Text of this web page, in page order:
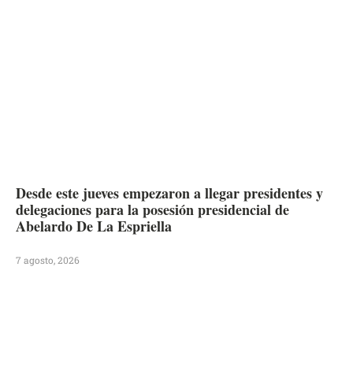
Desde este jueves empezaron a llegar presidentes y
delegaciones para la posesión presidencial de
Abelardo De La Espriella
7 agosto, 2026